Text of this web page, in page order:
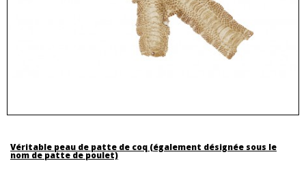
Véritable peau de patte de coq (également désignée sous le
nom de patte de poulet)